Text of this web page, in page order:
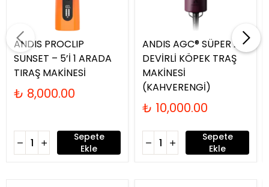
ANDIS PROCLIP
SUNSET – 5’İ 1 ARADA
TIRAŞ MAKİNESİ
₺ 8,000.00
Sepete
Ekle
ANDIS AGC® SÜPER 2-
DEVİRLİ KÖPEK TRAŞ
MAKİNESİ
(KAHVERENGİ)
₺ 10,000.00
Sepete
Ekle